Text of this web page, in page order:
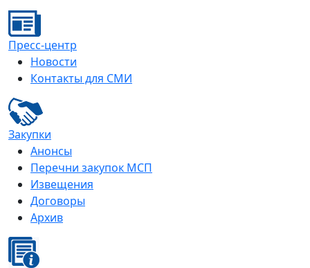
Пресс-центр
Новости
Контакты для СМИ
Закупки
Анонсы
Перечни закупок МСП
Извещения
Договоры
Архив